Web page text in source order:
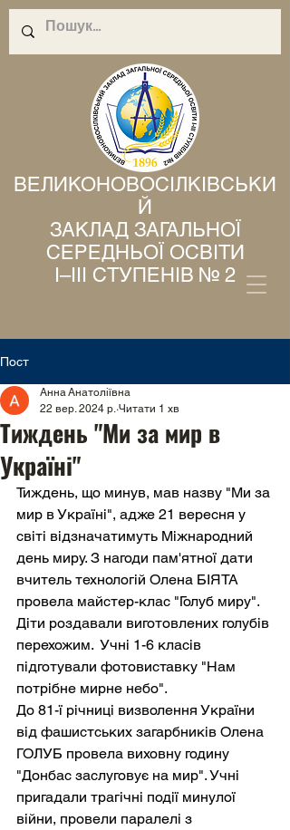
ВЕЛИКОНОВОСІЛКІВСЬКИ
Й
ЗАКЛАД ЗАГАЛЬНОЇ
СЕРЕДНЬОЇ ОСВІТИ
І–ІІІ СТУПЕНІВ № 2
Пост
Тиждень "Ми за мир в
Україні"
Анна Анатоліївна
22 вер. 2024 р. Читати 1 хв
Тиждень, що минув, мав назву "Ми за
мир в Україні", адже 21 вересня у
світі відзначатимуть Міжнародний
день миру. З нагоди пам'ятної дати
вчитель технологій Олена БІЯТА
провела майстер-клас "Голуб миру".
Діти роздавали виготовлених голубів
перехожим.  Учні 1-6 класів
підготували фотовиставку "Нам
потрібне мирне небо".
До 81-ї річниці визволення України
від фашистських загарбників Олена
ГОЛУБ провела виховну годину
"Донбас заслуговує на мир". Учні
пригадали трагічні події минулої
війни, провели паралелі з